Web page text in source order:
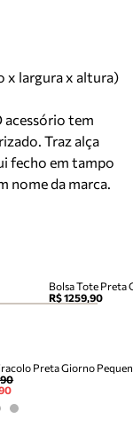
x largura x altura)
acessório tem
Traz alça
fecho em tampo
nome da marca.
R$ 1259,90
Preta Giorno